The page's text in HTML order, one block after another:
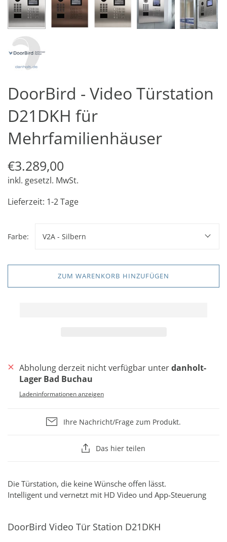
DoorBird - Video Türstation
D21DKH für
Mehrfamilienhäuser
€3.289,00
inkl. gesetzl. MwSt.
Lieferzeit: 1-2 Tage
Farbe: V2A - Silbern
ZUM WARENKORB HINZUFÜGEN
Abholung derzeit nicht verfügbar unterdanholt-
Lager Bad Buchau
Ladeninformationen anzeigen
Ihre Nachricht/Frage zum Produkt.
Das hier teilen
Die Türstation, die keine Wünsche offen lässt.
Intelligent und vernetzt mit HD Video und App-Steuerung
DoorBird Video Tür Station D21DKH